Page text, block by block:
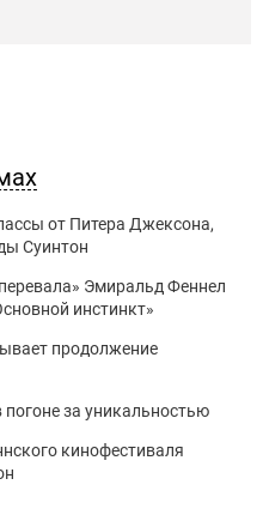
от Питера Джексона,
Суинтон
Эмиральд Феннел
инстинкт»
продолжение
за уникальностью
кинофестиваля